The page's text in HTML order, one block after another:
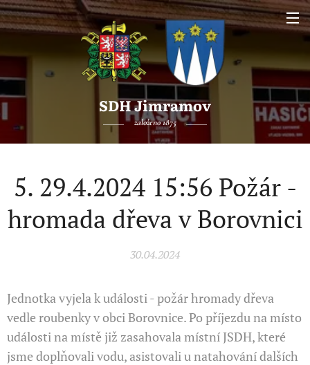
SDH Jimramov
založeno 1875
5. 29.4.2024 15:56 Požár -
hromada dřeva v Borovnici
30.04.2024
Jednotka vyjela k události - požár hromady dřeva
vedle roubenky v obci Borovnice. Po příjezdu na místo
události na místě již zasahovala místní JSDH, které
jsme doplňovali vodu, asistovali u natahování dalších